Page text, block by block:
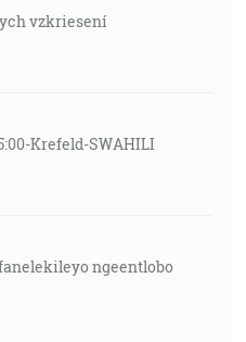
vzkriesení
Krefeld-SWAHILI
ngeentlobo